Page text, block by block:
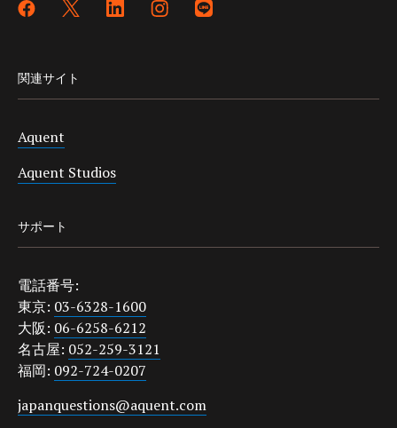
関連サイト
Aquent
Aquent Studios
サポート
電話番号:
東京: 03-6328-1600
大阪: 06-6258-6212
名古屋: 052-259-3121
福岡: 092-724-0207
japanquestions@aquent.com